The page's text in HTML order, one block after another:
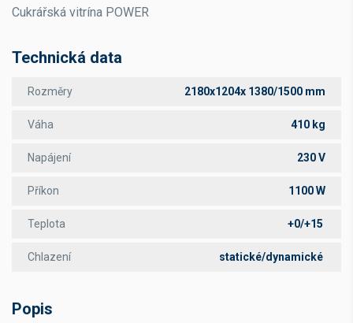
Cukrářská vitrína POWER
Technická data
Rozměry 2180x1204x 1380/1500 mm
Váha 410 kg
Napájení 230 V
Příkon 1100 W
Teplota +0/+15
Chlazení statické/dynamické
Popis